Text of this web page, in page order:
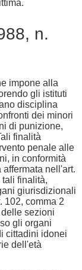
n.
impone alla
gli istituti
disciplina
dei minori
di punizione,
finalità
penale alle
in conformità
nell'art.
finalità,
giurisdizionali
102, comma 2
sezioni
gli organi
cittadini idonei
dell'età